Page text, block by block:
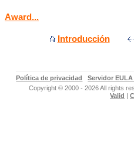
Award...
Introducción
Política de privacidad Servidor EULA
Copyright © 2000 - 2026 All rights
Valid